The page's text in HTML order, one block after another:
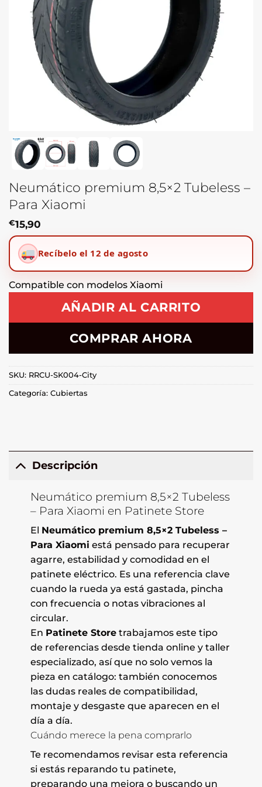
Neumático premium 8,5×2 Tubeless –
Para Xiaomi
€15,90
Recíbelo el 12 de agosto
Compatible con modelos Xiaomi
AÑADIR AL CARRITO
COMPRAR AHORA
SKU: RRCU-SK004-City
Categoría: Cubiertas
Descripción
Neumático premium 8,5×2 Tubeless
– Para Xiaomi en Patinete Store
El Neumático premium 8,5×2 Tubeless –
Para Xiaomi está pensado para recuperar
agarre, estabilidad y comodidad en el
patinete eléctrico. Es una referencia clave
cuando la rueda ya está gastada, pincha
con frecuencia o notas vibraciones al
circular.
En Patinete Storetrabajamos este tipo
de referencias desde tienda online y taller
especializado, así que no solo vemos la
pieza en catálogo: también conocemos
las dudas reales de compatibilidad,
montaje y desgaste que aparecen en el
día a día.
Cuándo merece la pena comprarlo
Te recomendamos revisar esta referencia
si estás reparando tu patinete,
preparando una mejora o buscando un